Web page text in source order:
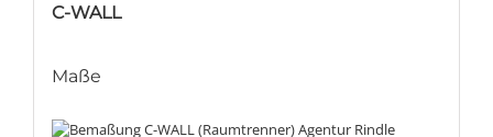
C-WALL
Maße